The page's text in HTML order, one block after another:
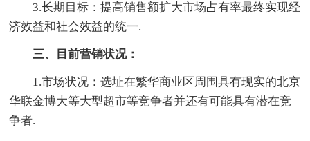
3.长期目标：提高销售额扩大市场占有率最终实现经
济效益和社会效益的统一.
三、目前营销状况：
1.市场状况：选址在繁华商业区周围具有现实的北京
华联金博大等大型超市等竞争者并还有可能具有潜在竞
争者.